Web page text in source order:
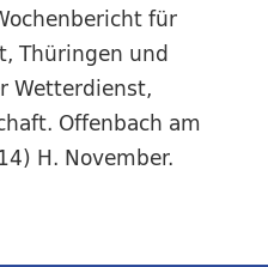
für
Thüringen und
Wetterdienst,
Offenbach am
H. November.